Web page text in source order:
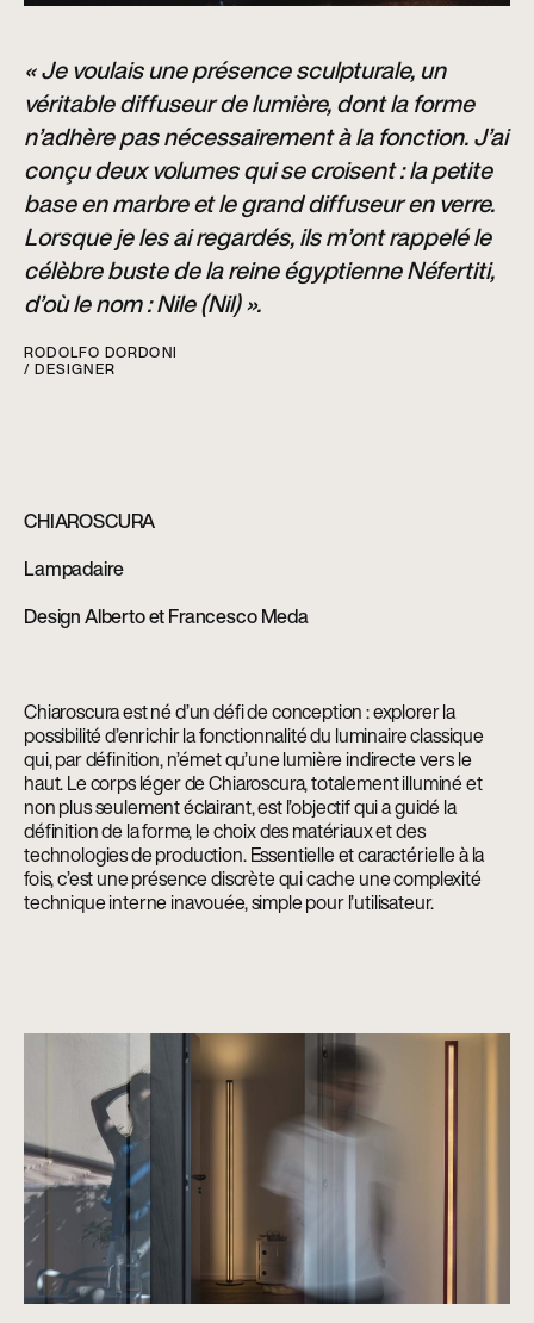
« Je voulais une présence sculpturale, un
véritable diffuseur de lumière, dont la forme
n’adhère pas nécessairement à la fonction. J’ai
conçu deux volumes qui se croisent : la petite
base en marbre et le grand diffuseur en verre.
Lorsque je les ai regardés, ils m’ont rappelé le
célèbre buste de la reine égyptienne Néfertiti,
d’où le nom : Nile (Nil) ».
RODOLFO DORDONI
/ DESIGNER
CHIAROSCURA
Lampadaire
Design Alberto et Francesco Meda
Chiaroscura est né d’un défi de conception : explorer la
possibilité d’enrichir la fonctionnalité du luminaire classique
qui, par définition, n’émet qu’une lumière indirecte vers le
haut. Le corps léger de Chiaroscura, totalement illuminé et
non plus seulement éclairant, est l’objectif qui a guidé la
définition de la forme, le choix des matériaux et des
technologies de production. Essentielle et caractérielle à la
fois, c’est une présence discrète qui cache une complexité
technique interne inavouée, simple pour l’utilisateur.